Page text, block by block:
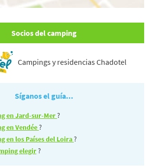
Socios del camping
Campings y residencias Chadotel
Síganos el guía...
en Jard-sur-Mer?
en Vendée?
en los Países del Loira?
elegir?